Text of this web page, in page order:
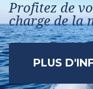
Profitez de
charge de la
PLUS